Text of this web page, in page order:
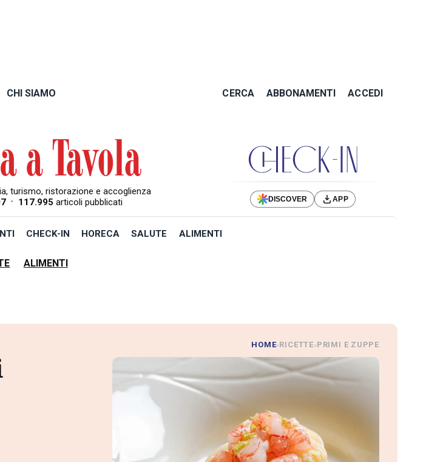
CHI SIAMO CERCA ABBONAMENTI ACCEDI
turismo, ristorazione e accoglienza
• 117.995 articoli pubblicati DISCOVER APP
CHECK-IN HORECA SALUTE ALIMENTI
ALIMENTI
HOME»RICETTE»PRIMI E ZUPPE